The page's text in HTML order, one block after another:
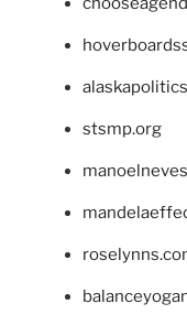
stsmp.org